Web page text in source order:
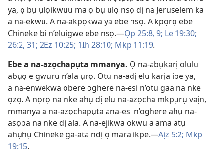
ya, ọ bụ ụlọikwuu ma ọ bụ ụlọ nsọ dị na Jeruselem ka
a na-ekwu. A na-akpọkwa ya ebe nsọ. A kpọrọ ebe
Chineke bi n’eluigwe ebe nsọ.​—Ọp 25:​8, 9; Le 19:30;
26:2, 31; 2Ez 10:25; 1Ih 28:10; Mkp 11:19.
Ebe a na-azọchapụta mmanya. Ọ na-abụkarị olulu
abụọ e gwuru n’ala ụrọ. Otu na-adị elu karịa ibe ya,
a na-enwekwa obere oghere na-esi n’otu gaa na nke
ọzọ. A nọrọ na nke ahụ dị elu na-azọcha mkpụrụ vaịn,
mmanya a na-azọchapụta ana-esi n’oghere ahụ na-
asọba na nke dị ala. A na-ejikwa okwu a ama atụ
ahụhụ Chineke ga-ata ndị ọ mara ikpe.​—Aịz 5:2; Mkp
19:15.